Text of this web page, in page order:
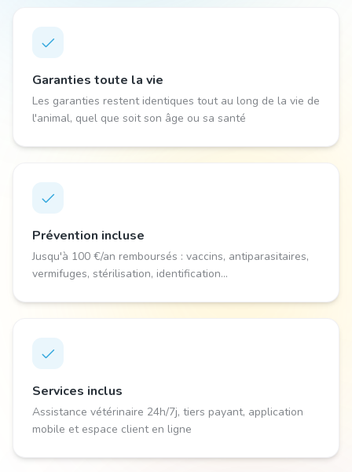
Garanties toute la vie
Les garanties restent identiques tout au long de la vie de
l'animal, quel que soit son âge ou sa santé
Prévention incluse
Jusqu'à 100 €/an remboursés : vaccins, antiparasitaires,
vermifuges, stérilisation, identification...
Services inclus
Assistance vétérinaire 24h/7j, tiers payant, application
mobile et espace client en ligne